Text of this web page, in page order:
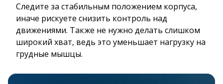
Следите за стабильным положением корпуса,
иначе рискуете снизить контроль над
движениями. Также не нужно делать слишком
широкий хват, ведь это уменьшает нагрузку на
грудные мышцы.